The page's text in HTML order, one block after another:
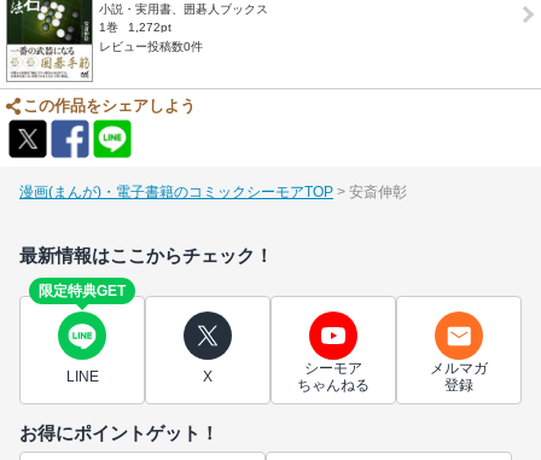
小説・実用書、囲碁人ブックス
1巻
1,272pt
レビュー投稿数0件
この作品をシェアしよう
漫画(まんが)・電子書籍のコミックシーモアTOP 安斎伸彰
最新情報はここからチェック！
限定特典GET
LINE X
シーモア
ちゃんねる
メルマガ
登録
お得にポイントゲット！